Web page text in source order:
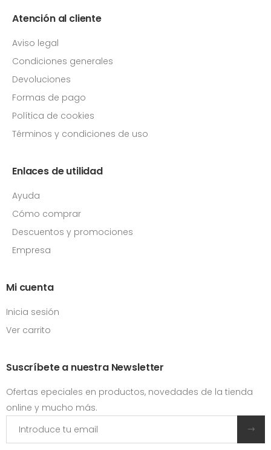
Atención al cliente
Aviso legal
Condiciones generales
Devoluciones
Formas de pago
Política de cookies
Términos y condiciones de uso
Enlaces de utilidad
Ayuda
Cómo comprar
Descuentos y promociones
Empresa
Mi cuenta
Inicia sesión
Ver carrito
Suscríbete a nuestra Newsletter
Ofertas epeciales en productos, novedades de la tienda
online y mucho más.